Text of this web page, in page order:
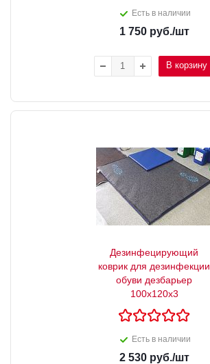
Есть в наличии
1 750руб./шт
В корзину
Дезинфецирующий
коврик для дезинфекции
обуви дезбарьер
100х120х3
Есть в наличии
2 530руб./шт